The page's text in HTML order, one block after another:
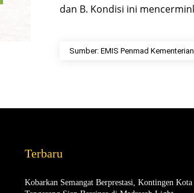
dan B. Kondisi ini
Sumber: EMIS Penmad
Terbaru
Kobarkan Semangat Berprestasi, Kontingen Kota